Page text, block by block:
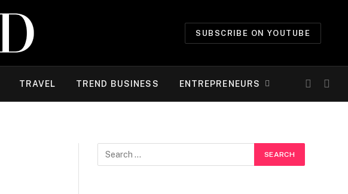
SUBSCRIBE ON YOUTUBE
TRAVEL TREND BUSINESS ENTREPRENEURS